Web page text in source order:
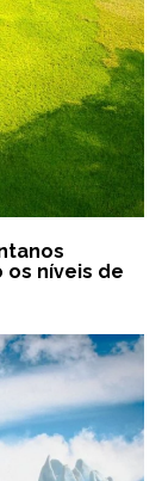
níveis de